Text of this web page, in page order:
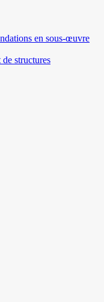
en sous-œuvre
structures